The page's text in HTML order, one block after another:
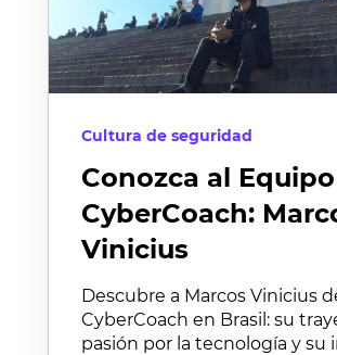
Cultura de seguridad
Conozca al
CyberCoach:
Vinicius
Descubre a Marcos Vinicius
CyberCoach en Brasil: su
pasión por la tecnología y su